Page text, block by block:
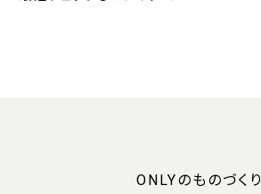
ONLYのものづくり